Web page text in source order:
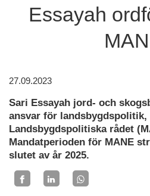
Essayah
27.09.2023
Sari Essayah jord- och
ansvar för landsbygdspolitik,
Landsbygdspolitiska rådet
Mandatperioden för MANE
slutet av år 2025.